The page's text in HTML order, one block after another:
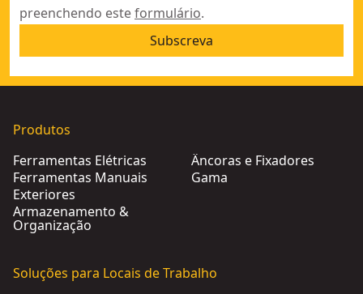
preenchendo esteformulário.
Subscreva
Produtos
Ferramentas Elétricas
Ferramentas Manuais
Exteriores
Armazenamento &
Organização
Âncoras e Fixadores
Gama
Soluções para Locais de Trabalho